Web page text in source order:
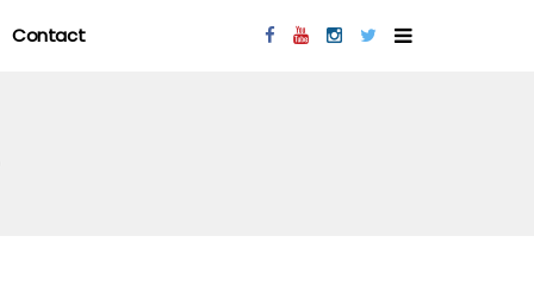
Contact